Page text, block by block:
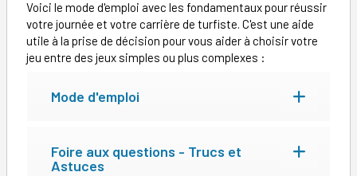
Voici le mode d'emploi avec les fondamentaux pour réussir
votre journée et votre carrière de turfiste. C'est une aide
utile à la prise de décision pour vous aider à choisir votre
jeu entre des jeux simples ou plus complexes :
Mode d'emploi
Foire aux questions - Trucs et
Astuces